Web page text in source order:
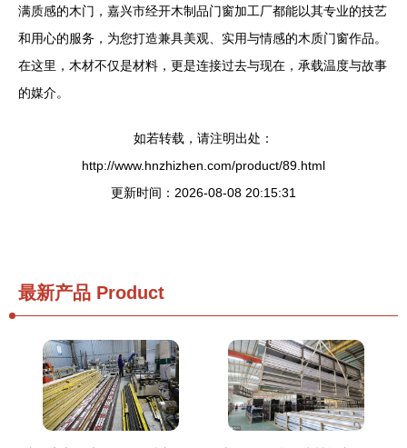
满质感的木门，嘉兴市经开木制品门窗加工厂都能以其专业的技艺
和用心的服务，为您打造兼具美观、实用与情感的木质门窗作品。
在这里，木材不仅是材料，更是连接过去与现在，承载温度与故事
的媒介。
如若转载，请注明出处：
http://www.hnzhizhen.com/product/89.html
更新时间：2026-08-08 20:15:31
最新产品 Product